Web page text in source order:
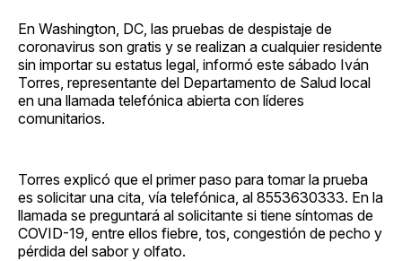
En Washington, DC, las pruebas de despistaje de
coronavirus son gratis y se realizan a cualquier residente
sin importar su estatus legal, informó este sábado Iván
Torres, representante del Departamento de Salud local
en una llamada telefónica abierta con líderes
comunitarios.
Torres explicó que el primer paso para tomar la prueba
es solicitar una cita, vía telefónica, al 8553630333. En la
llamada se preguntará al solicitante si tiene síntomas de
COVID-19, entre ellos fiebre, tos, congestión de pecho y
pérdida del sabor y olfato.